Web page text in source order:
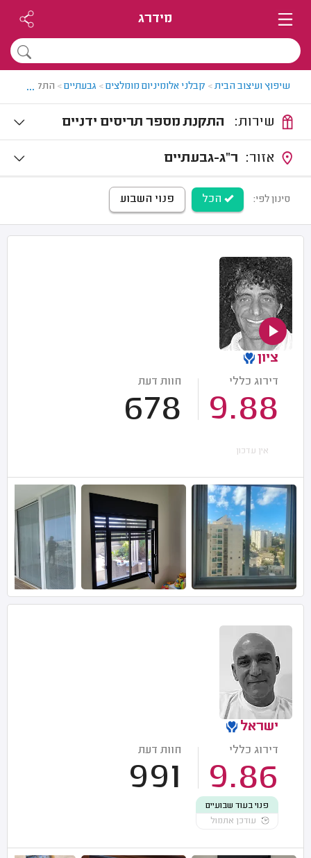
מידרג
שיפוץ ועיצוב הבית> קבלני אלומיניום מומלצים> גבעתיים> התקנת...
התקנת מספר תריסים ידניים
ר"ג-גבעתיים
סינון לפי: הכל פנוי השבוע
ציון
דירוג כללי
9.88
חוות דעת
678
אין עדכון
ישראל
דירוג כללי
9.86
חוות דעת
991
פנוי בעוד שבועיים
עודכן אתמול